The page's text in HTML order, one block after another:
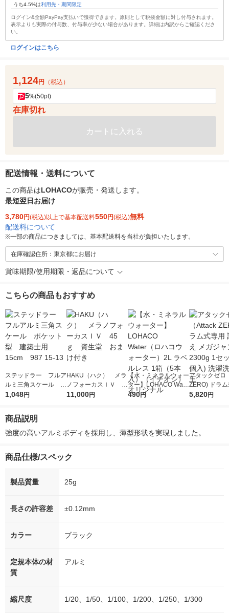
うち4.5%は利用先・期間限定
ログイン&全額PayPay支払いで獲得できます。原則として税抜金額に対し付与されます。
表示よりも実際の付与数、付与率が少ない場合があります。詳細は内訳からご確認くださ
い。
ログインはこちら
1,124円 （税込）
5%(50pt)
在庫切れ
カートに入れる
配送情報・送料について
この商品はLOHACOが販売・発送します。
最短翌日お届け
3,780円(税込)以上で基本配送料550円(税込)無料
配送料について
※一部の商品につきましては、基本配送料を当社が負担いたします。
在庫確認住所：東京都にお届け
賞味期限/使用期限・返品について
こちらの商品もおすすめ
ステッドラー フルア
ルミ三角スケール ポ
ケット型 建築士用
1,048円
HAKU（ハク） メラ
ノフォーカスＩＶ 4
5ｇ 資生堂 おまけ
11,000円
【水・ミネラルウォー
ター】LOHACO Wate
r（ロハコウォータ
490円
アタックゼロ
ZERO) ドラ
詰め替え メガ
5,820円
商品説明
強度の高いアルミボディを採用し、薄型形状を実現しました。
商品仕様/スペック
製品質量 25g
長さの許容差 ±0.12mm
カラー ブラック
定規本体の材
質
アルミ
縮尺度 1/20、1/50、1/100、1/200、1/250、1/300